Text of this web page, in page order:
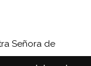
Señora de